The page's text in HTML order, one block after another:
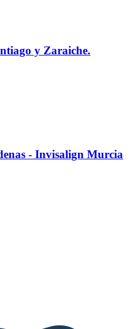
y Zaraiche.
- Invisalign Murcia